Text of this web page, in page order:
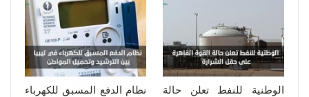
الوطنية للنفط تعلن حالة
نظام الدفع المسبق للكهرباء